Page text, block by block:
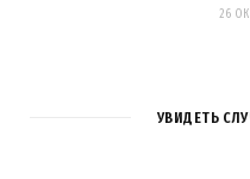
26
УВИДЕТЬ